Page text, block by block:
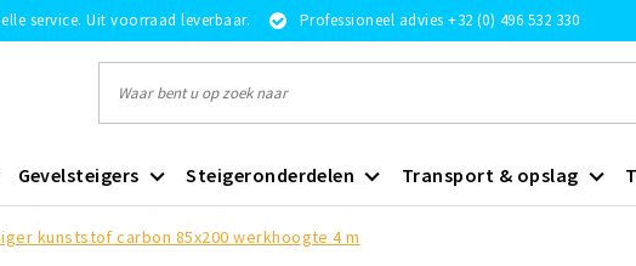
service. Uit voorraad leverbaar. Professioneel advies +32 (0) 496 532 330
Gevelsteigers Steigeronderdelen Transport & opslag
kunststof carbon 85x200 werkhoogte 4 m